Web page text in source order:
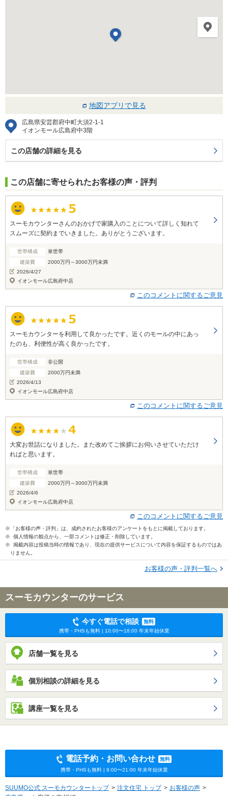
地図アプリで見る
広島県安芸郡府中町大須2-1-1
イオンモール広島府中3階
この店舗の詳細を見る
この店舗に寄せられたお客様の声・評判
スーモカウンターさんのおかげで家購入のことについて詳しく知れて
スムーズに契約までいきました。ありがとうございます。
世帯構成
単世帯
建築費
2000万円～3000万円未満
2026/4/27
イオンモール広島府中店
このコメントに関するご意見
スーモカウンターを利用して良かったです。近くのモールの中にあっ
たのも、利便性が高く良かったです。
世帯構成
非公開
建築費
2000万円未満
2026/4/13
イオンモール広島府中店
このコメントに関するご意見
大変お世話になりました。また改めてご挨拶にお伺いさせていただけ
ればと思います。
世帯構成
単世帯
建築費
2000万円～3000万円未満
2026/4/6
イオンモール広島府中店
このコメントに関するご意見
※「お客様の声・評判」は、成約されたお客様のアンケートをもとに掲載しております。
※ 個人情報の観点から、一部コメントは修正・削除しています。
※ 掲載内容は投稿当時の情報であり、現在の提供サービスについて内容を保証するものではあ
りません。
お客様の声・評判一覧へ
スーモカウンターのサービス
今すぐ電話で相談
無料
携帯・PHSも無料 | 10:00〜18:00 年末年始休業
店舗一覧を見る
個別相談の詳細を見る
講座一覧を見る
電話予約・お問い合わせ
無料
携帯・PHSも無料 | 9:00〜21:00 年末年始休業
SUUMO公式 スーモカウンタートップ 注文住宅 トップ
お客様の声